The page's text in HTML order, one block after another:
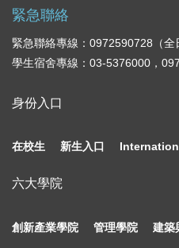
緊急聯絡
緊急聯絡專線：0972590728（全
學生宿舍專線：03-5376000，
身份入口
在校生 新生入口
六大學院
創新產業學院 管理學院 建築